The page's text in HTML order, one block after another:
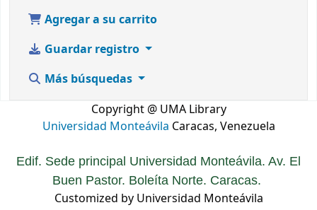
Agregar a su carrito
Guardar registro
Más búsquedas
Copyright @ UMA Library
Universidad Monteávila Caracas, Venezuela
Edif. Sede principal Universidad Monteávila. Av. El
Buen Pastor. Boleíta Norte. Caracas.
Customized by Universidad Monteávila